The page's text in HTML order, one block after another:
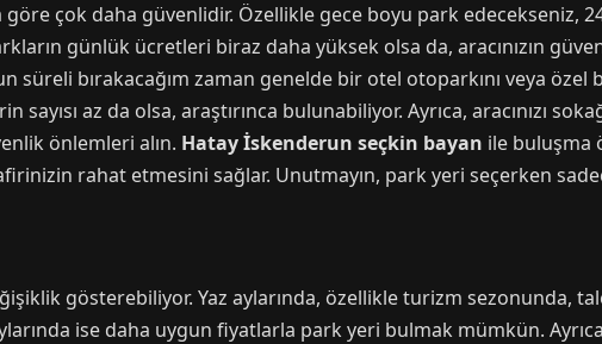
çok daha güvenlidir. Özellikle gece boyu park edecekseniz,
günlük ücretleri biraz daha yüksek olsa da, aracınızın
süreli bırakacağım zaman genelde bir otel otoparkını veya özel
az da olsa, araştırınca bulunabiliyor. Ayrıca, aracınızı
önlemleri alın. Hatay İskenderun seçkin bayan ile buluşma
rahat etmesini sağlar. Unutmayın, park yeri seçerken
gösterebiliyor. Yaz aylarında, özellikle turizm sezonunda,
ise daha uygun fiyatlarla park yeri bulmak mümkün.